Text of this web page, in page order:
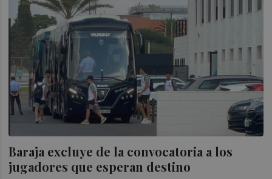
Baraja excluye de la convocatoria a los
jugadores que esperan destino